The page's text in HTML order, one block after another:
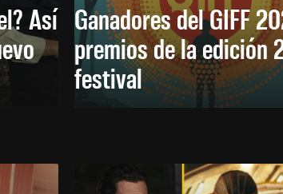
Así Ganadores del GIFF
premios de la edición
festival